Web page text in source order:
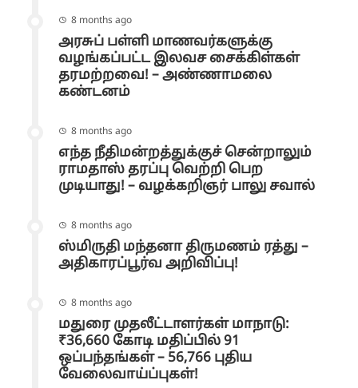
8 months ago
அரசுப் பள்ளி மாணவர்களுக்கு
வழங்கப்பட்ட இலவச சைக்கிள்கள்
தரமற்றவை! – அண்ணாமலை
கண்டனம்
8 months ago
எந்த நீதிமன்றத்துக்குச் சென்றாலும்
ராமதாஸ் தரப்பு வெற்றி பெற
முடியாது! – வழக்கறிஞர் பாலு சவால்
8 months ago
ஸ்மிருதி மந்தனா திருமணம் ரத்து –
அதிகாரப்பூர்வ அறிவிப்பு!
8 months ago
மதுரை முதலீட்டாளர்கள் மாநாடு:
₹36,660 கோடி மதிப்பில் 91
ஒப்பந்தங்கள் – 56,766 புதிய
வேலைவாய்ப்புகள்!